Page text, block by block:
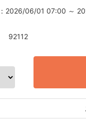
2026/06/01 07:00 ～
92112